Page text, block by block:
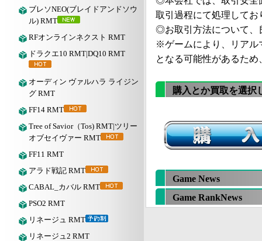
ブレソNEO(ブレイドアンドソウ
ル) RMT
RFオンラインネクスト RMT
ドラクエ10 RMT|DQ10 RMT
オーディン ヴァルハラ ライジン
グ RMT
FF14 RMT
Tree of Savior（Tos) RMT|ツリー
オブセイヴァー RMT
FF11 RMT
アラド戦記 RMT
CABAL_カバル RMT
PSO2 RMT
リネージュ RMT
リネージュ2 RMT
取引過程にて処理してお
◎お取引方法について、
※ゲームにより、リアル
となる可能性があるた
購入とか買取を選択
Game News
Game RankNews